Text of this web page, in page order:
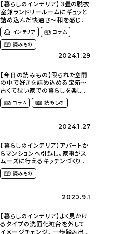
【暮らしのインテリア】３畳の脱衣
室兼ランドリールームにギュッと
詰め込んだ快適さ〜和を感じる
平屋に暮らす（heco_homeさ
ん） インテリア
コラム
読みもの
2024.1.29
【今日の読みもの】限られた空間
の中で好きを詰め込める宝箱〜
古くて狭い家での暮らしを楽しむ
（2nyan_and_lifestylesさん）
コラム 読みもの
2024.1.27
【暮らしのインテリア】アパートか
らマンションへ引越し。家事がス
ムーズに行えるキッチンづくり〜
２LDKの賃貸暮らし
（mari_ppe_さん）
読みもの
2020.9.1
【暮らしのインテリア】よく見かけ
るタイプの洗面化粧台を外して
イメージチェンジ。 一歩踏み出し